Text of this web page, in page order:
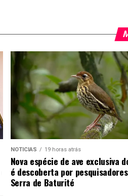
NOTICIAS 19 horas atrás
Nova espécie de ave exclusiva
é descoberta por
Serra de Baturité